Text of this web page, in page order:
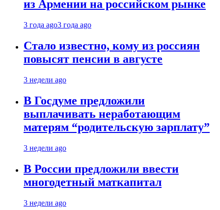
из Армении на российском рынке
3 года ago3 года ago
Стало известно, кому из россиян
повысят пенсии в августе
3 недели ago
В Госдуме предложили
выплачивать неработающим
матерям “родительскую зарплату”
3 недели ago
В России предложили ввести
многодетный маткапитал
3 недели ago